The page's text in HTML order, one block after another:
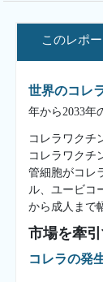
このレポ
世界のコレ
年から2033年
コレラワクチ
コレラワクチ
管細胞がコレ
ル、ユービコ
から成人まで
市場を牽
コレラの発